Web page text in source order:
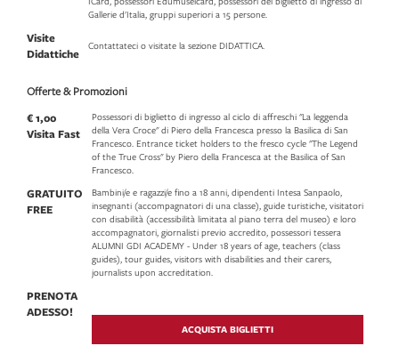
Gallerie d'Italia, gruppi superiori a 15 persone.
Visite
Didattiche
Contattateci o visitate la sezione DIDATTICA.
Offerte & Promozioni
€ 1,00
Visita Fast
Possessori di biglietto di ingresso al ciclo di affreschi "La leggenda
della Vera Croce" di Piero della Francesca presso la Basilica di San
Francesco. Entrance ticket holders to the fresco cycle "The Legend
of the True Cross" by Piero della Francesca at the Basilica of San
Francesco.
GRATUITO
FREE
Bambini/e e ragazzi/e fino a 18 anni, dipendenti Intesa Sanpaolo,
insegnanti (accompagnatori di una classe), guide turistiche, visitatori
con disabilità (accessibilità limitata al piano terra del museo) e loro
accompagnatori, giornalisti previo accredito, possessori tessera
ALUMNI GDI ACADEMY - Under 18 years of age, teachers (class
guides), tour guides, visitors with disabilities and their carers,
journalists upon accreditation.
PRENOTA
ADESSO!
ACQUISTA BIGLIETTI